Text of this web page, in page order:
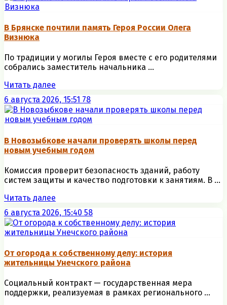
В Брянске почтили память Героя России Олега
Визнюка
По традиции у могилы Героя вместе с его родителями
собрались заместитель начальника ...
Читать далее
6 августа 2026, 15:51 78
В Новозыбкове начали проверять школы перед
новым учебным годом
Комиссия проверит безопасность зданий, работу
систем защиты и качество подготовки к занятиям. В ...
Читать далее
6 августа 2026, 15:40 58
От огорода к собственному делу: история
жительницы Унечского района
Социальный контракт — государственная мера
поддержки, реализуемая в рамках регионального ...